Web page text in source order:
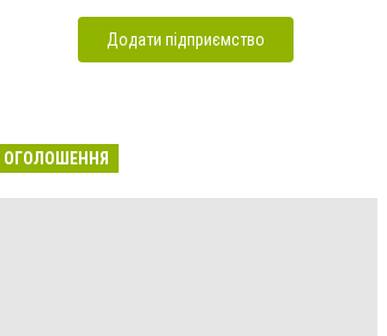
Додати підприємство
ОГОЛОШЕННЯ